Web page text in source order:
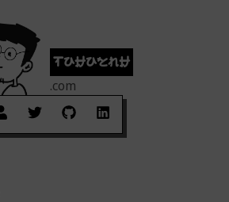
tuhuynh
.com